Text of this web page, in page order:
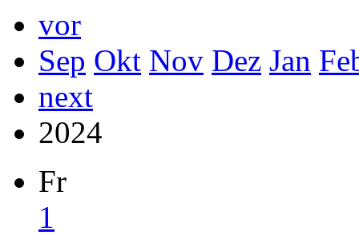
vor
Sep Okt Nov Dez Jan
next
2024
Fr
1